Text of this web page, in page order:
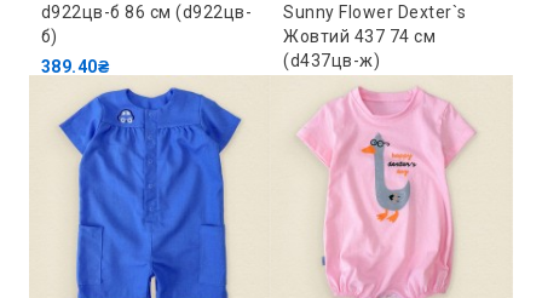
d922цв-б 86 см (d922цв-
б)
389.40₴
Sunny Flower Dexter`s
Жовтий 437 74 см
(d437цв-ж)
320.10₴